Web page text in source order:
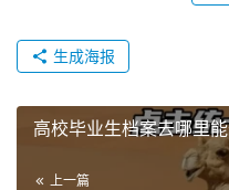
生成海报
高校毕业生档案去哪里
上一篇